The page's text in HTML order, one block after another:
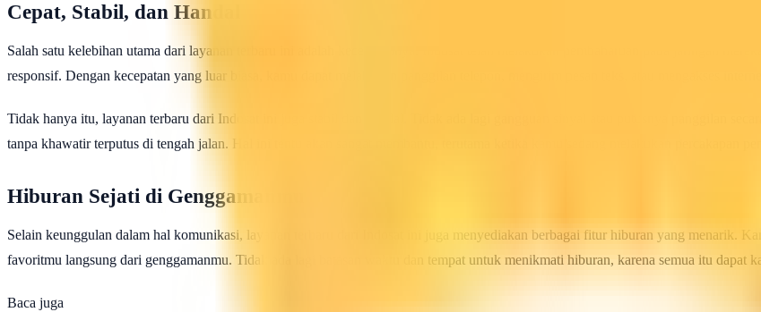
Cepat, Stabil, dan Handal
Salah satu kelebihan utama dari layanan terbaru ini adalah kecepatannya. Indosat telah melakukan pembaharuan pada jaringan
responsif. Dengan kecepatan yang luar biasa, kamu dapat melakukan panggilan telepon, mengirim pesan teks, atau mengakses
Tidak hanya itu, layanan terbaru dari Indosat ini juga stabil dan handal. Tidak ada lagi gangguan sinyal atau putusnya panggilan
tanpa khawatir terputus di tengah jalan. Hal ini tentu akan sangat membantu, terutama ketika kamu sedang melakukan percakapan
Hiburan Sejati di Genggamanmu
Selain keunggulan dalam hal komunikasi, layanan terbaru dari Indosat ini juga menyediakan berbagai fitur hiburan yang menarik.
favoritmu langsung dari genggamanmu. Tidak ada lagi batasan waktu dan tempat untuk menikmati hiburan, karena semua itu dapat
Baca juga